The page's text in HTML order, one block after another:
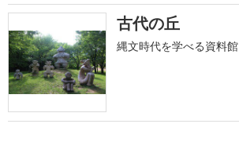
古代の丘
縄文時代を学べる資料館